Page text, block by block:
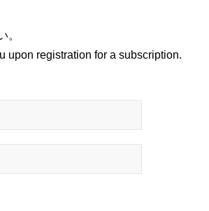
。
upon registration for a subscription.